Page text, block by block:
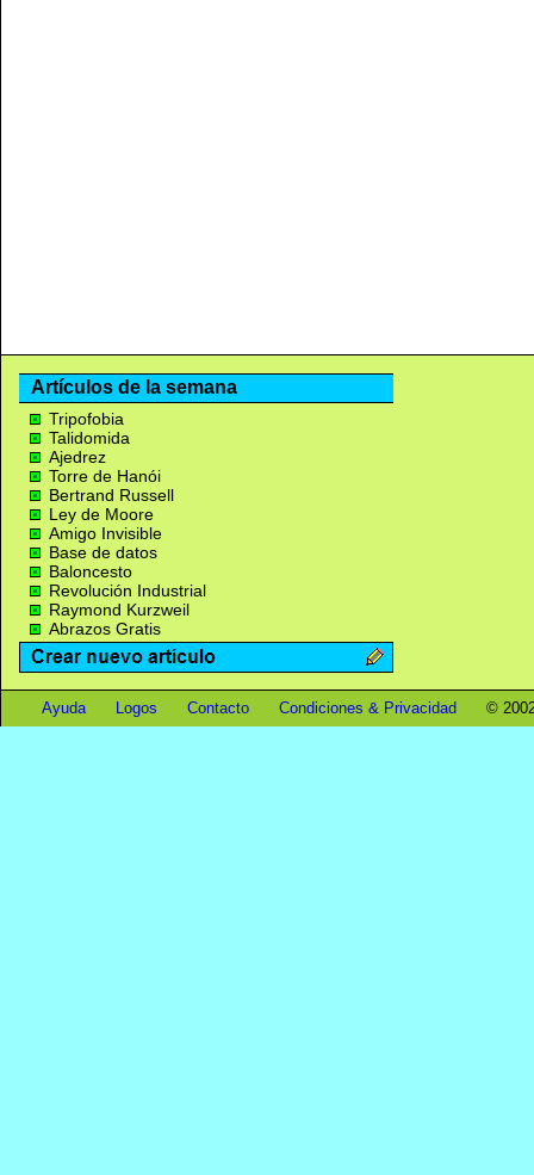
Artículos de la semana
Tripofobia
Talidomida
Ajedrez
Torre de Hanói
Bertrand Russell
Ley de Moore
Amigo Invisible
Base de datos
Baloncesto
Revolución Industrial
Raymond Kurzweil
Abrazos Gratis
Ayuda Logos Contacto Condiciones & Privacidad ©